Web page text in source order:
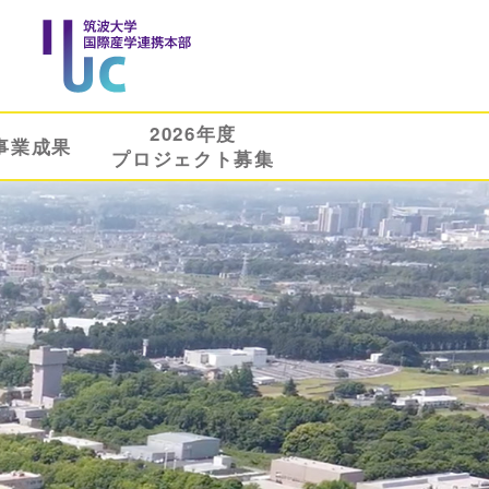
業成果
2026年度
プロジェクト募集